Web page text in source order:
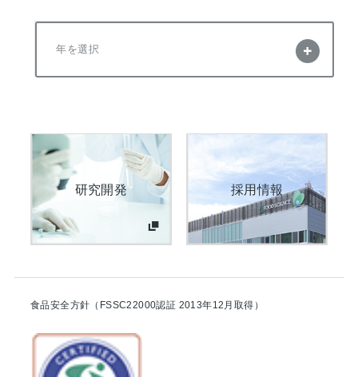
年を選択
研究開発 採用情報
食品安全方針（FSSC22000認証 2013年12月取得）